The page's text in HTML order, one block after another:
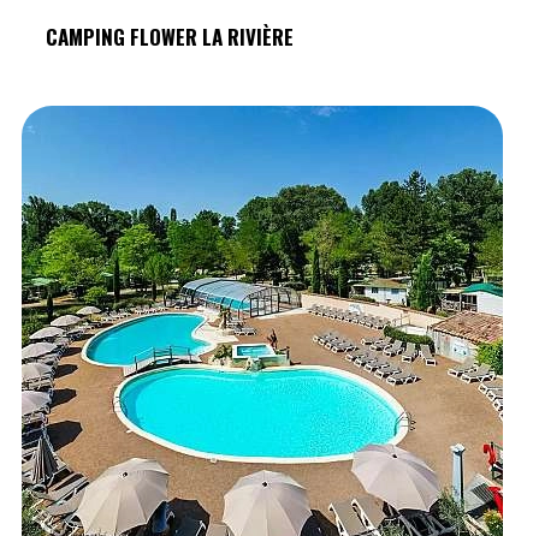
CAMPING FLOWER LA RIVIÈRE